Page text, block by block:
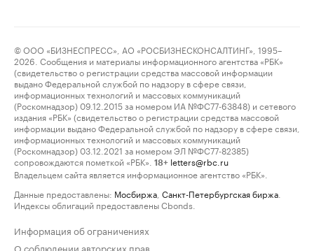
© ООО «БИЗНЕСПРЕСС», АО «РОСБИЗНЕСКОНСАЛТИНГ», 1995–
2026. Сообщения и материалы информационного агентства «РБК»
(свидетельство о регистрации средства массовой информации
выдано Федеральной службой по надзору в сфере связи,
информационных технологий и массовых коммуникаций
(Роскомнадзор) 09.12.2015 за номером ИА №ФС77-63848) и сетевого
издания «РБК» (свидетельство о регистрации средства массовой
информации выдано Федеральной службой по надзору в сфере связи,
информационных технологий и массовых коммуникаций
(Роскомнадзор) 03.12.2021 за номером ЭЛ №ФС77-82385)
сопровождаются пометкой «РБК».
18+ letters@rbc.ru
Владельцем сайта является информационное агентство «РБК».
Данные предоставлены: Мосбиржа Санкт-Петербургская биржа
Индексы облигаций предоставлены Cbonds.
Информация об ограничениях
О соблюдении авторских прав